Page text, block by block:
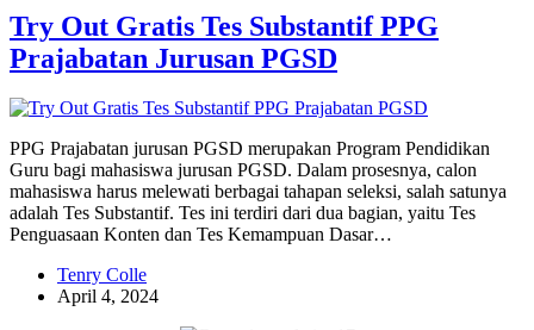
Try Out Gratis Tes Substantif PPG
Prajabatan Jurusan PGSD
PPG Prajabatan jurusan PGSD merupakan Program Pendidikan
Guru bagi mahasiswa jurusan PGSD. Dalam prosesnya, calon
mahasiswa harus melewati berbagai tahapan seleksi, salah satunya
adalah Tes Substantif. Tes ini terdiri dari dua bagian, yaitu Tes
Penguasaan Konten dan Tes Kemampuan Dasar…
Tenry Colle
April 4, 2024